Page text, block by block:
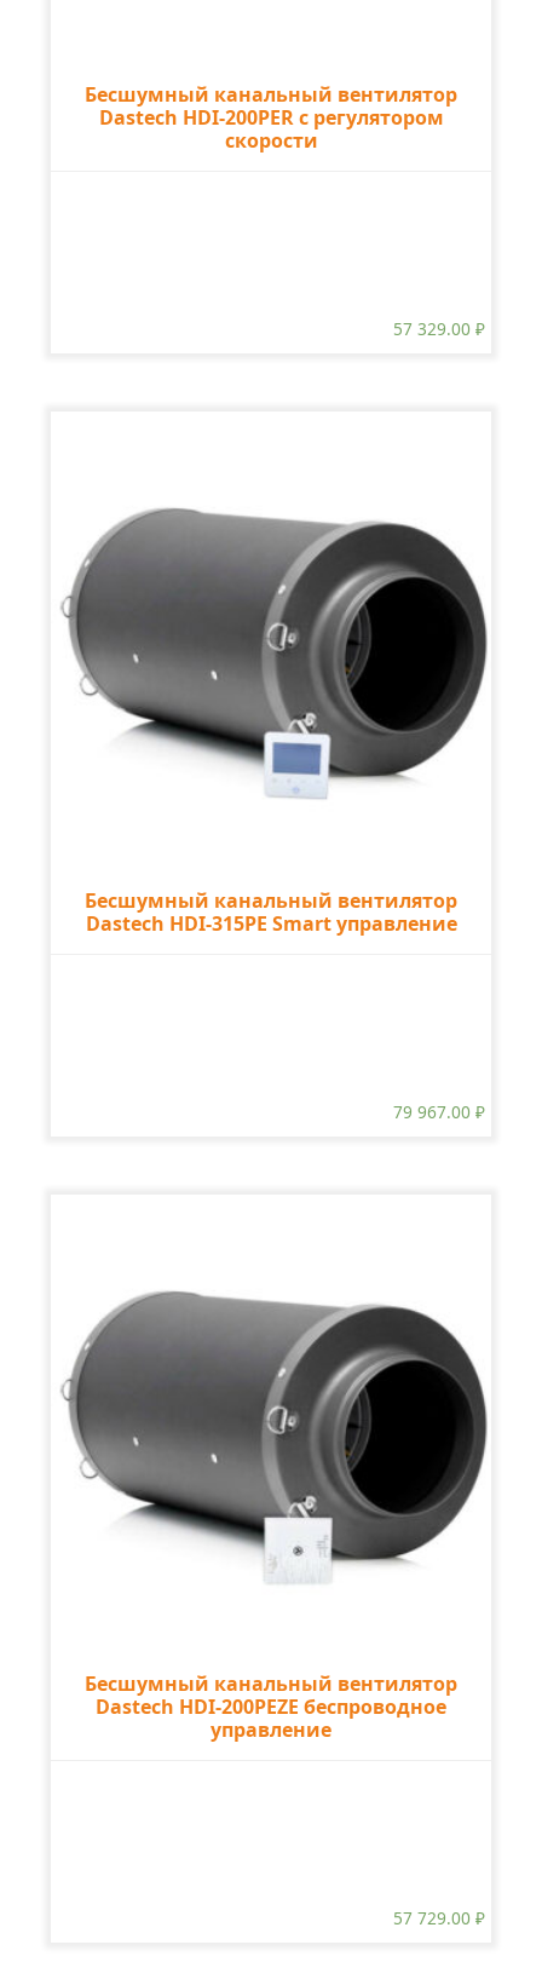
Бесшумный канальный вентилятор
Dastech HDI-200PER с регулятором
скорости
57 329.00 ₽
Бесшумный канальный вентилятор
Dastech HDI-315PE Smart управление
79 967.00 ₽
Бесшумный канальный вентилятор
Dastech HDI-200PEZE беспроводное
управление
57 729.00 ₽